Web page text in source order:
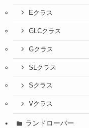
Eクラス
GLCクラス
Gクラス
SLクラス
Sクラス
Vクラス
ランドローバー